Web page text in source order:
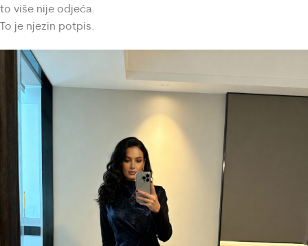
to više nije odjeća.
To je njezin potpis.